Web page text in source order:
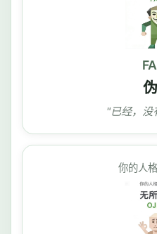
"已经，没
你的人